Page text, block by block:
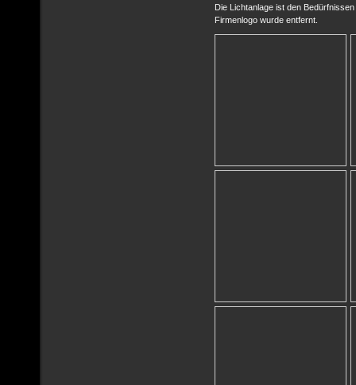
Die Lichtanlage ist den
Firmenlogo wurde entfernt.